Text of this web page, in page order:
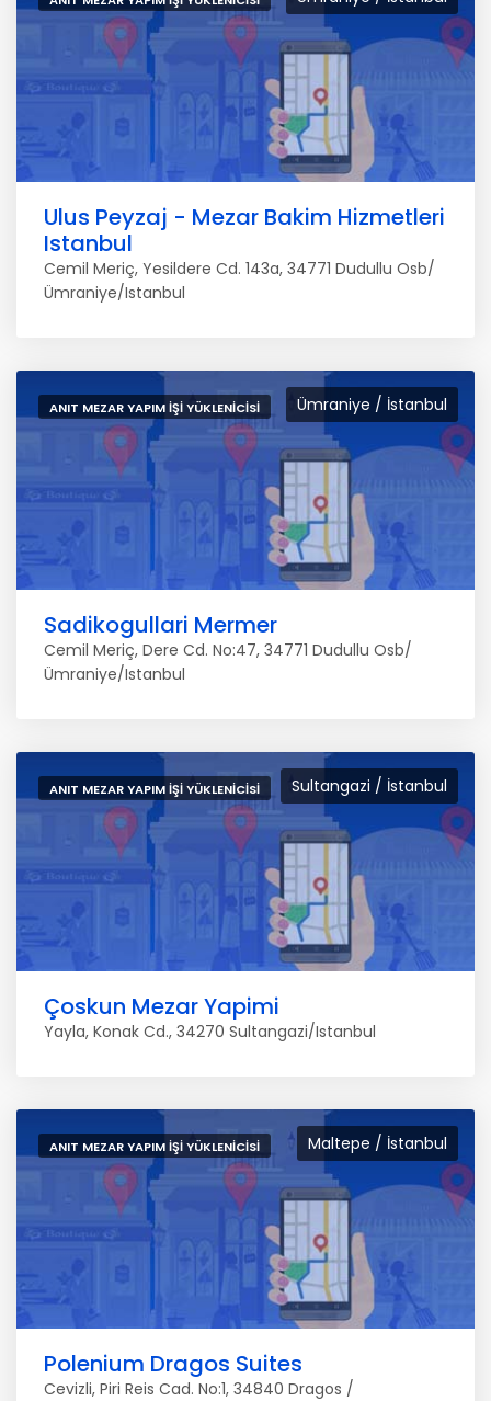
Ulus Peyzaj - Mezar Bakim Hizmetleri
Istanbul
Cemil Meriç, Yesildere Cd. 143a, 34771 Dudullu Osb/
Ümraniye/Istanbul
Ümraniye / İstanbul
ANIT MEZAR YAPIM İŞI YÜKLENICISI
Sadikogullari Mermer
Cemil Meriç, Dere Cd. No:47, 34771 Dudullu Osb/
Ümraniye/Istanbul
Sultangazi / İstanbul
ANIT MEZAR YAPIM İŞI YÜKLENICISI
Çoskun Mezar Yapimi
Yayla, Konak Cd., 34270 Sultangazi/Istanbul
Maltepe / İstanbul
ANIT MEZAR YAPIM İŞI YÜKLENICISI
Polenium Dragos Suites
Cevizli, Piri Reis Cad. No:1, 34840 Dragos /